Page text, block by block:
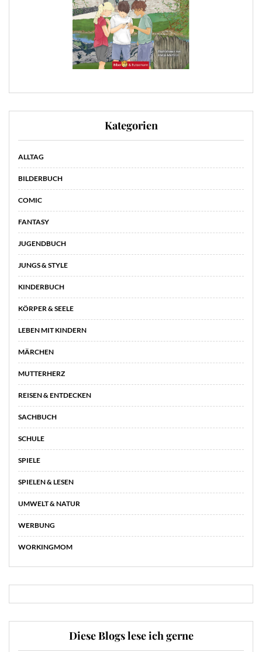
Kategorien
ALLTAG
BILDERBUCH
COMIC
FANTASY
JUGENDBUCH
JUNGS & STYLE
KINDERBUCH
KÖRPER & SEELE
LEBEN MIT KINDERN
MÄRCHEN
MUTTERHERZ
REISEN & ENTDECKEN
SACHBUCH
SCHULE
SPIELE
SPIELEN & LESEN
UMWELT & NATUR
WERBUNG
WORKINGMOM
Diese Blogs lese ich gerne